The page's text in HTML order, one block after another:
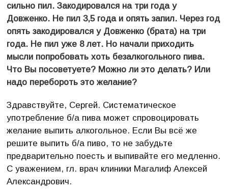
сильно пил. Закодировался на три года у
Довженко. Не пил 3,5 года и опять запил. Через год
опять закодировался у Довженко (брата) на три
года. Не пил уже 8 лет. Но начали приходить
мысли попробовать хоть безалкогольного пива.
Что Вы посоветуете? Можно ли это делать? Или
надо перебороть это желание?
Здравствуйте, Сергей. Систематическое
употребление б/а пива может спровоцировать
желание выпить алкогольное. Если Вы всё же
решите выпить б/а пиво, то не забудьте
предварительно поесть и выпивайте его медленно.
С уважением, гл. врач клиники Магалиф Алексей
Александрович.